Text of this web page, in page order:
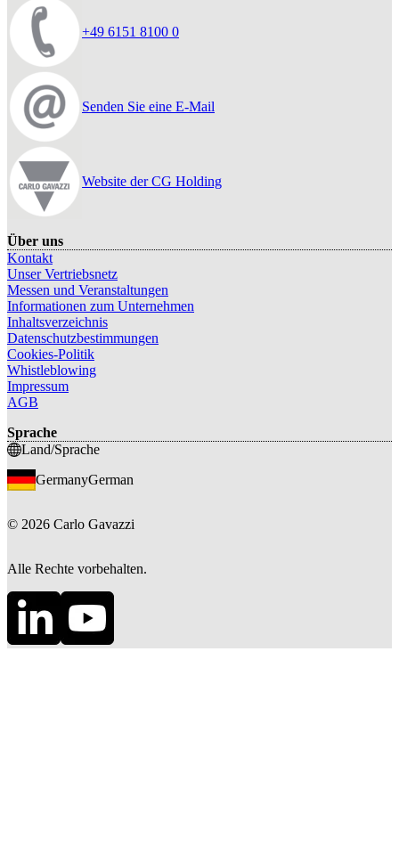
+49 6151 8100 0
Senden Sie eine E-Mail
Website der CG Holding
Über uns
Kontakt
Unser Vertriebsnetz
Messen und Veranstaltungen
Informationen zum Unternehmen
Inhaltsverzeichnis
Datenschutzbestimmungen
Cookies-Politik
Whistleblowing
Impressum
AGB
Sprache
Land/Sprache
GermanyGerman
© 2026 Carlo Gavazzi
Alle Rechte vorbehalten.